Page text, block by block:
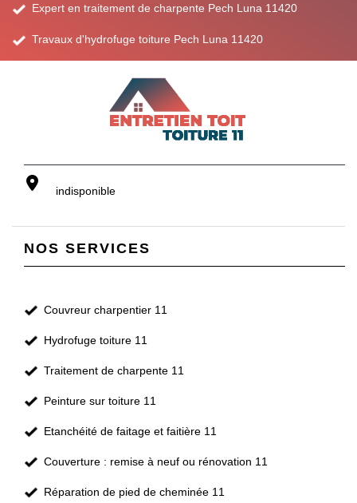
Expert en traitement de charpente Pech Luna 11420
Travaux d'hydrofuge toiture Pech Luna 11420
indisponible
NOS SERVICES
Couvreur charpentier 11
Hydrofuge toiture 11
Traitement de charpente 11
Peinture sur toiture 11
Etanchéité de faitage et faitière 11
Couverture : remise à neuf ou rénovation 11
Réparation de pied de cheminée 11